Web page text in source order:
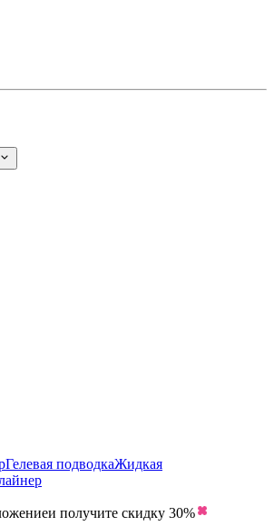
Гелевая подводкаЖидкая
и получите скидку 30%